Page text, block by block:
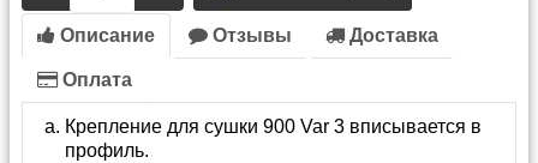
Описание Отзывы Доставка
Оплата
Крепление для сушки 900 Var 3 вписывается в
профиль.